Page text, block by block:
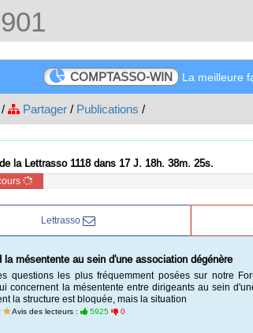
COMPTASSO-WIN La meilleure
/ Partager / Publications /
la Lettrasso 1118 dans 17 J. 18h. 38m. 25s.
Lettrasso
la mésentente au sein d'une association dégénère
questions les plus fréquemment posées sur notre
concernent la mésentente entre dirigeants au sein
la structure est bloquée, mais la situation
Avis des lecteurs : 5925 0